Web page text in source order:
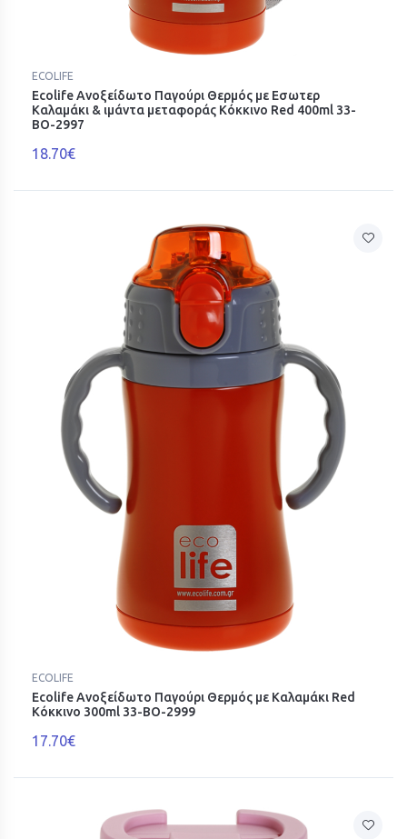
ECOLIFE
Ecolife Ανοξείδωτο Παγούρι Θερμός με Εσωτερ
Καλαμάκι & ιμάντα μεταφοράς Κόκκινο Red 400ml 33-
BO-2997
18.70€
ECOLIFE
Ecolife Ανοξείδωτο Παγούρι Θερμός με Καλαμάκι Red
Κόκκινο 300ml 33-BO-2999
17.70€